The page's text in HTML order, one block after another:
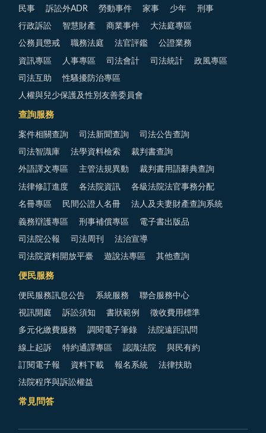
民事 訴訟外ADR 勞動事件 家事 少年 刑事
行政訴訟 智慧財產 商業事件 大法庭專區
公務員懲戒 職務法庭 法官評鑑 公證業務
資訊專區 人事專區 司法會計 司法統計 政風專區
司法互助 性騷擾防治專區
人權與兒少保護及性別友善委員會
查詢服務
案件相關查詢 司法新聞查詢 司法公告查詢
司法智識庫 法學資料檢索 裁判書查詢
外語譯文專區 主管法規異動 裁判書用語辭典查詢
法律修訂進度 各法院資訊 各級法院法官事務分配
名冊專區 民間公證人名冊 法人及夫妻財產查詢系統
義務辯護專區 刑事補償專區 電子書出版品
司法院公報 司法周刊 法治宣導
司法院資料開放平臺 遊說法專區 其他查詢
便民服務
便民服務訊息公告 系統服務 聯合服務中心
視訊開庭 訴訟須知 書狀範例 徵收費用標準
多元化繳費服務 調閱電子筆錄 法院遠距訊問
線上起訴 特約通譯專區 認識法院 與民有約
訂閱電子報 資料下載 報名系統 法律扶助
法院程序與訴訟權益
常見問答